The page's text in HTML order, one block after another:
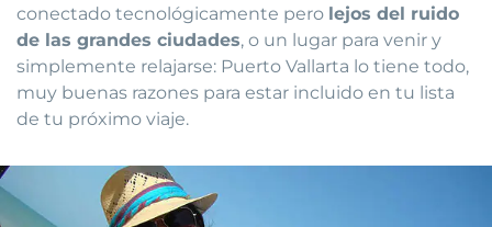
conectado tecnológicamente pero lejos del ruido
de las grandes ciudades, o un lugar para venir y
simplemente relajarse: Puerto Vallarta lo tiene todo,
muy buenas razones para estar incluido en tu lista
de tu próximo viaje.